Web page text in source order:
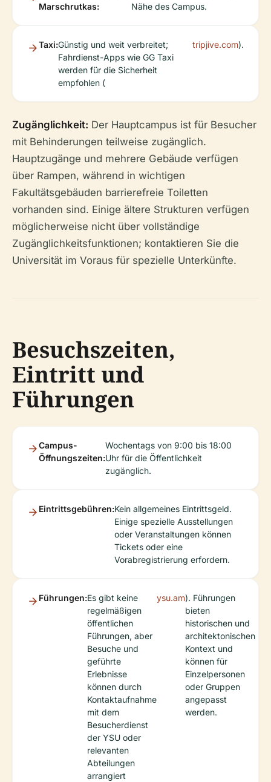
Marschrutkas:
Nähe des Campus.
Taxi:Günstig und weit verbreitet;
Fahrdienst-Apps wie GG Taxi
werden für die Sicherheit
empfohlen (
tripjive.com).
Zugänglichkeit: Der Hauptcampus ist für Besucher
mit Behinderungen teilweise zugänglich.
Hauptzugänge und mehrere Gebäude verfügen
über Rampen, während in wichtigen
Fakultätsgebäuden barrierefreie Toiletten
vorhanden sind. Einige ältere Strukturen verfügen
möglicherweise nicht über vollständige
Zugänglichkeitsfunktionen; kontaktieren Sie die
Universität im Voraus für spezielle Unterkünfte.
Besuchszeiten,
Eintritt und
Führungen
Campus-
Öffnungszeiten:
Wochentags von 9:00 bis 18:00
Uhr für die Öffentlichkeit
zugänglich.
Eintrittsgebühren:Kein allgemeines Eintrittsgeld.
Einige spezielle Ausstellungen
oder Veranstaltungen können
Tickets oder eine
Vorabregistrierung erfordern.
Führungen:Es gibt keine
regelmäßigen
öffentlichen
Führungen, aber
Besuche und
geführte
Erlebnisse
können durch
Kontaktaufnahme
mit dem
Besucherdienst
der YSU oder
relevanten
Abteilungen
arrangiert
ysu.am). Führungen
bieten
historischen und
architektonischen
Kontext und
können für
Einzelpersonen
oder Gruppen
angepasst
werden.